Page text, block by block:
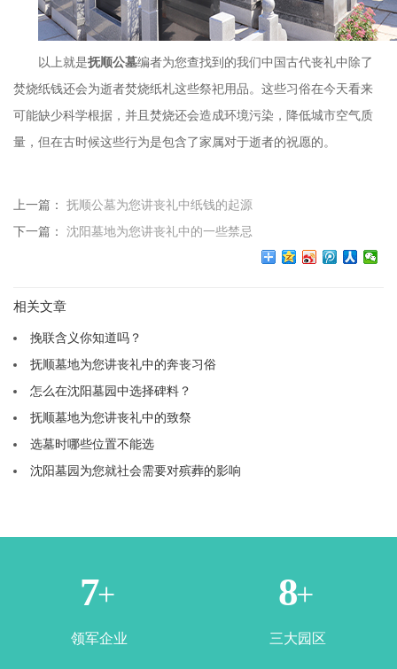
以上就是抚顺公墓编者为您查找到的我们中国古代丧礼中除了
焚烧纸钱还会为逝者焚烧纸札这些祭祀用品。这些习俗在今天看来
可能缺少科学根据，并且焚烧还会造成环境污染，降低城市空气质
量，但在古时候这些行为是包含了家属对于逝者的祝愿的。
上一篇： 抚顺公墓为您讲丧礼中纸钱的起源
下一篇： 沈阳墓地为您讲丧礼中的一些禁忌
相关文章
挽联含义你知道吗？
抚顺墓地为您讲丧礼中的奔丧习俗
怎么在沈阳墓园中选择碑料？
抚顺墓地为您讲丧礼中的致祭
选墓时哪些位置不能选
沈阳墓园为您就社会需要对殡葬的影响
1+
领军企业
3+
三大园区